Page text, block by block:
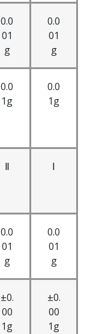
0.0
01
g
0.0
01
g
0.0
1g
0.0
1g
Ⅱ Ⅰ
0.0
01
g
0.0
01
g
±0.
00
1g
±0.
00
1g